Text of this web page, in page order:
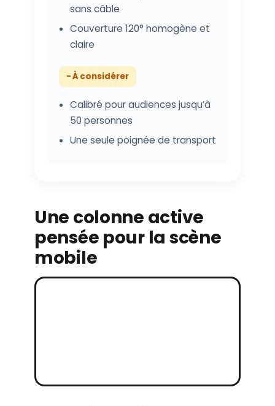
sans câble
Couverture 120° homogène et
claire
− À considérer
Calibré pour audiences jusqu’à
50 personnes
Une seule poignée de transport
Une colonne active
pensée pour la scène
mobile